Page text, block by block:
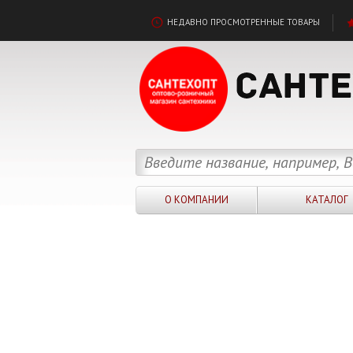
НЕДАВНО ПРОСМОТРЕННЫЕ ТОВАРЫ
О КОМПАНИИ КАТАЛОГ